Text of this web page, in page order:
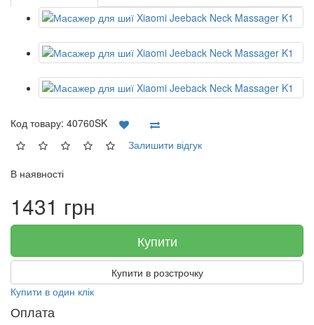
Код товару: 40760SK
Залишити відгук
В наявності
1431 грн
Купити
Купити в розстрочку
Купити в один клік
Оплата